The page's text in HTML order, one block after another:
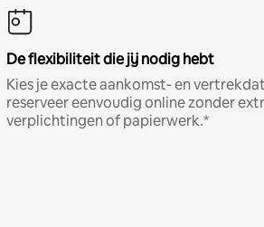
De flexibiliteit die jij nodig hebt
Kies je exacte aankomst- en
reserveer eenvoudig online zonder
verplichtingen of papierwerk.*